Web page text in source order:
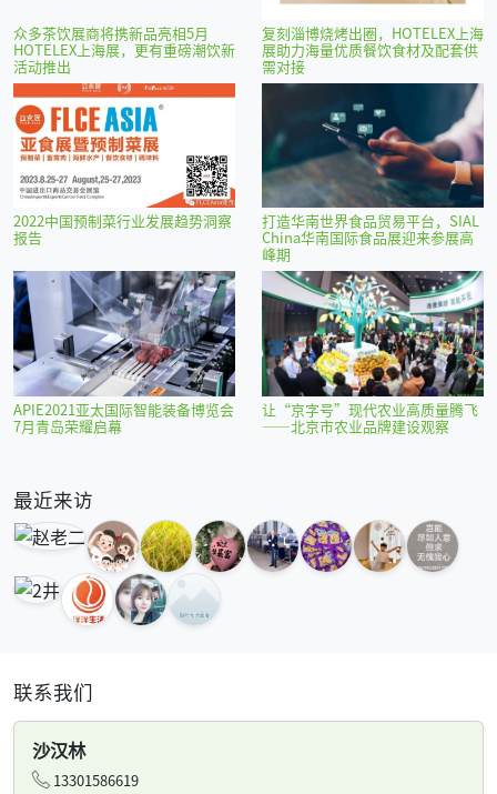
众多茶饮展商将携新品亮相5月
HOTELEX上海展，更有重磅潮饮新
活动推出
复刻淄博烧烤出圈，HOTELEX上海
展助力海量优质餐饮食材及配套供
需对接
2022中国预制菜行业发展趋势洞察
报告
打造华南世界食品贸易平台，SIAL
China华南国际食品展迎来参展高
峰期
APIE2021亚太国际智能装备博览会
7月青岛荣耀启幕
让“京字号”现代农业高质量腾飞
——北京市农业品牌建设观察
最近来访
联系我们
沙汉林
13301586619